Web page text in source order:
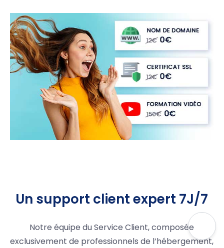
Un support client expert 7J/7
Notre équipe du Service Client, composée
exclusivement de professionnels de l’hébergement,